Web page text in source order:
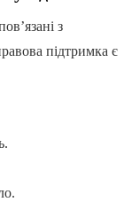
з
підтримка є